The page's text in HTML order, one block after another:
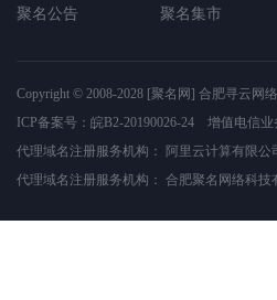
聚名公告 聚名集市
Copyright © 2008-2028 [聚名网] 合肥寻云网
ICP备案号： 皖B2-20190026-24 增值电信业
代理域名注册服务机构：
阿里云计算有限公
代理域名注册服务机构： 合肥聚名网络科技